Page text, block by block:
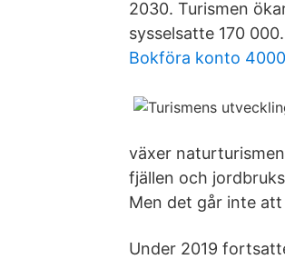
2030. Turismen
sysselsatte 170 000.
Bokföra konto 4000
växer
fjällen och
Men det går inte
Under 2019